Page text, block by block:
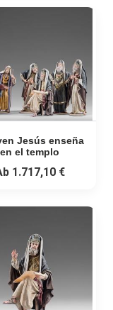
Jesús enseña
en el templo
1.717,10 €